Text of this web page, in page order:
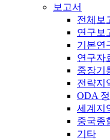
보고서
전체보
연구보
기본연
연구자
중장기
전략지
ODA
세계지
중국종
기타